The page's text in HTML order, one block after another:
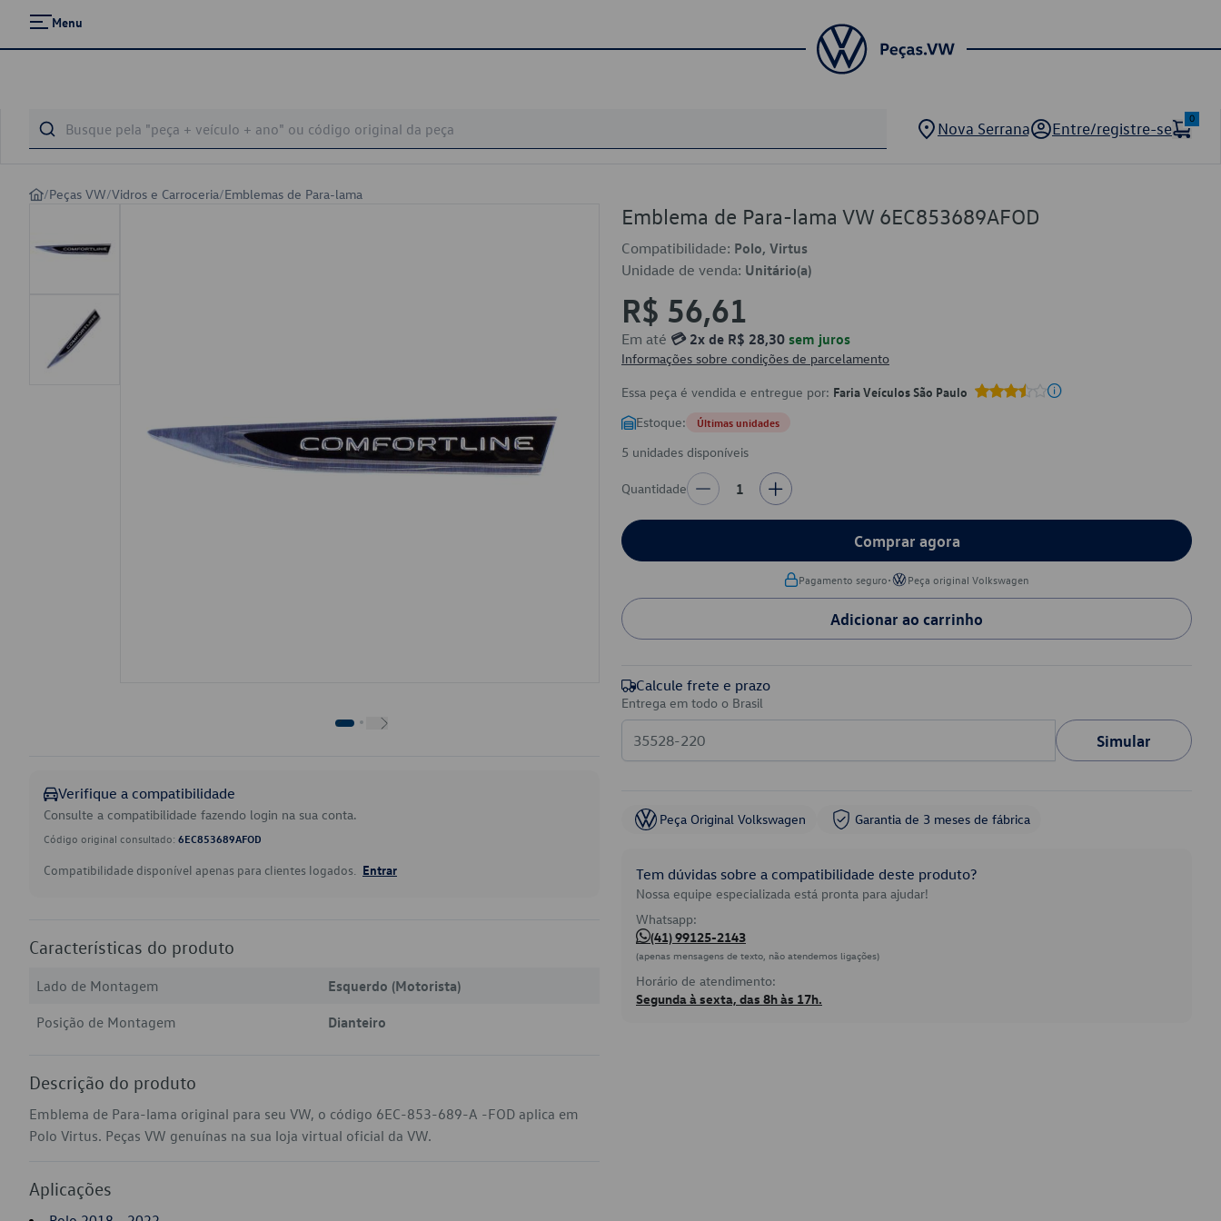
Menu
Nova Serrana Entre/registre-se
0
/Peças VW/Vidros e Carroceria/Emblemas de Para-lama
Verifique a compatibilidade
Consulte a compatibilidade fazendo login na sua conta.
Código original consultado: 6EC853689AFOD
Compatibilidade disponível apenas para clientes logados. Entrar
Características do produto
Lado de Montagem
Esquerdo (Motorista)
Posição de Montagem
Dianteiro
Descrição do produto
Emblema de Para-lama original para seu VW, o código 6EC-853-689-A -FOD aplica em
Polo Virtus. Peças VW genuínas na sua loja virtual oficial da VW.
Aplicações
Emblema de Para-lama VW 6EC853689AFOD
Compatibilidade: Polo, Virtus
Unidade de venda: Unitário(a)
R$ 56,61
Em até 💳 2x de R$ 28,30 sem juros
Informações sobre condições de parcelamento
Essa peça é vendida e entregue por: Faria Veículos São Paulo
Estoque: Últimas unidades
5 unidades disponíveis
Quantidade 1
Comprar agora
Pagamento seguro• Peça original Volkswagen
Adicionar ao carrinho
Calcule frete e prazo
Entrega em todo o Brasil
Simular
Peça Original Volkswagen Garantia de 3 meses de fábrica
Tem dúvidas sobre a compatibilidade deste produto?
Nossa equipe especializada está pronta para ajudar!
Whatsapp:
(41) 99125-2143
(apenas mensagens de texto, não atendemos ligações)
Horário de atendimento:
Segunda à sexta, das 8h às 17h.